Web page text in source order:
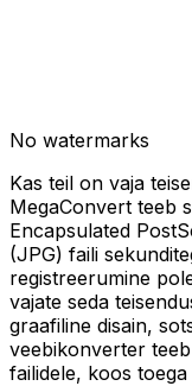
No watermarks
Kas teil on vaja
MegaConvert teeb
Encapsulated
(JPG) faili
registreerumine
vajate seda
graafiline disain,
veebikonverter
failidele, koos